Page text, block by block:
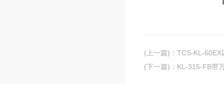
(上一篇) ： TCS-KL-60EX
(下一篇) ： KL-315-FB带